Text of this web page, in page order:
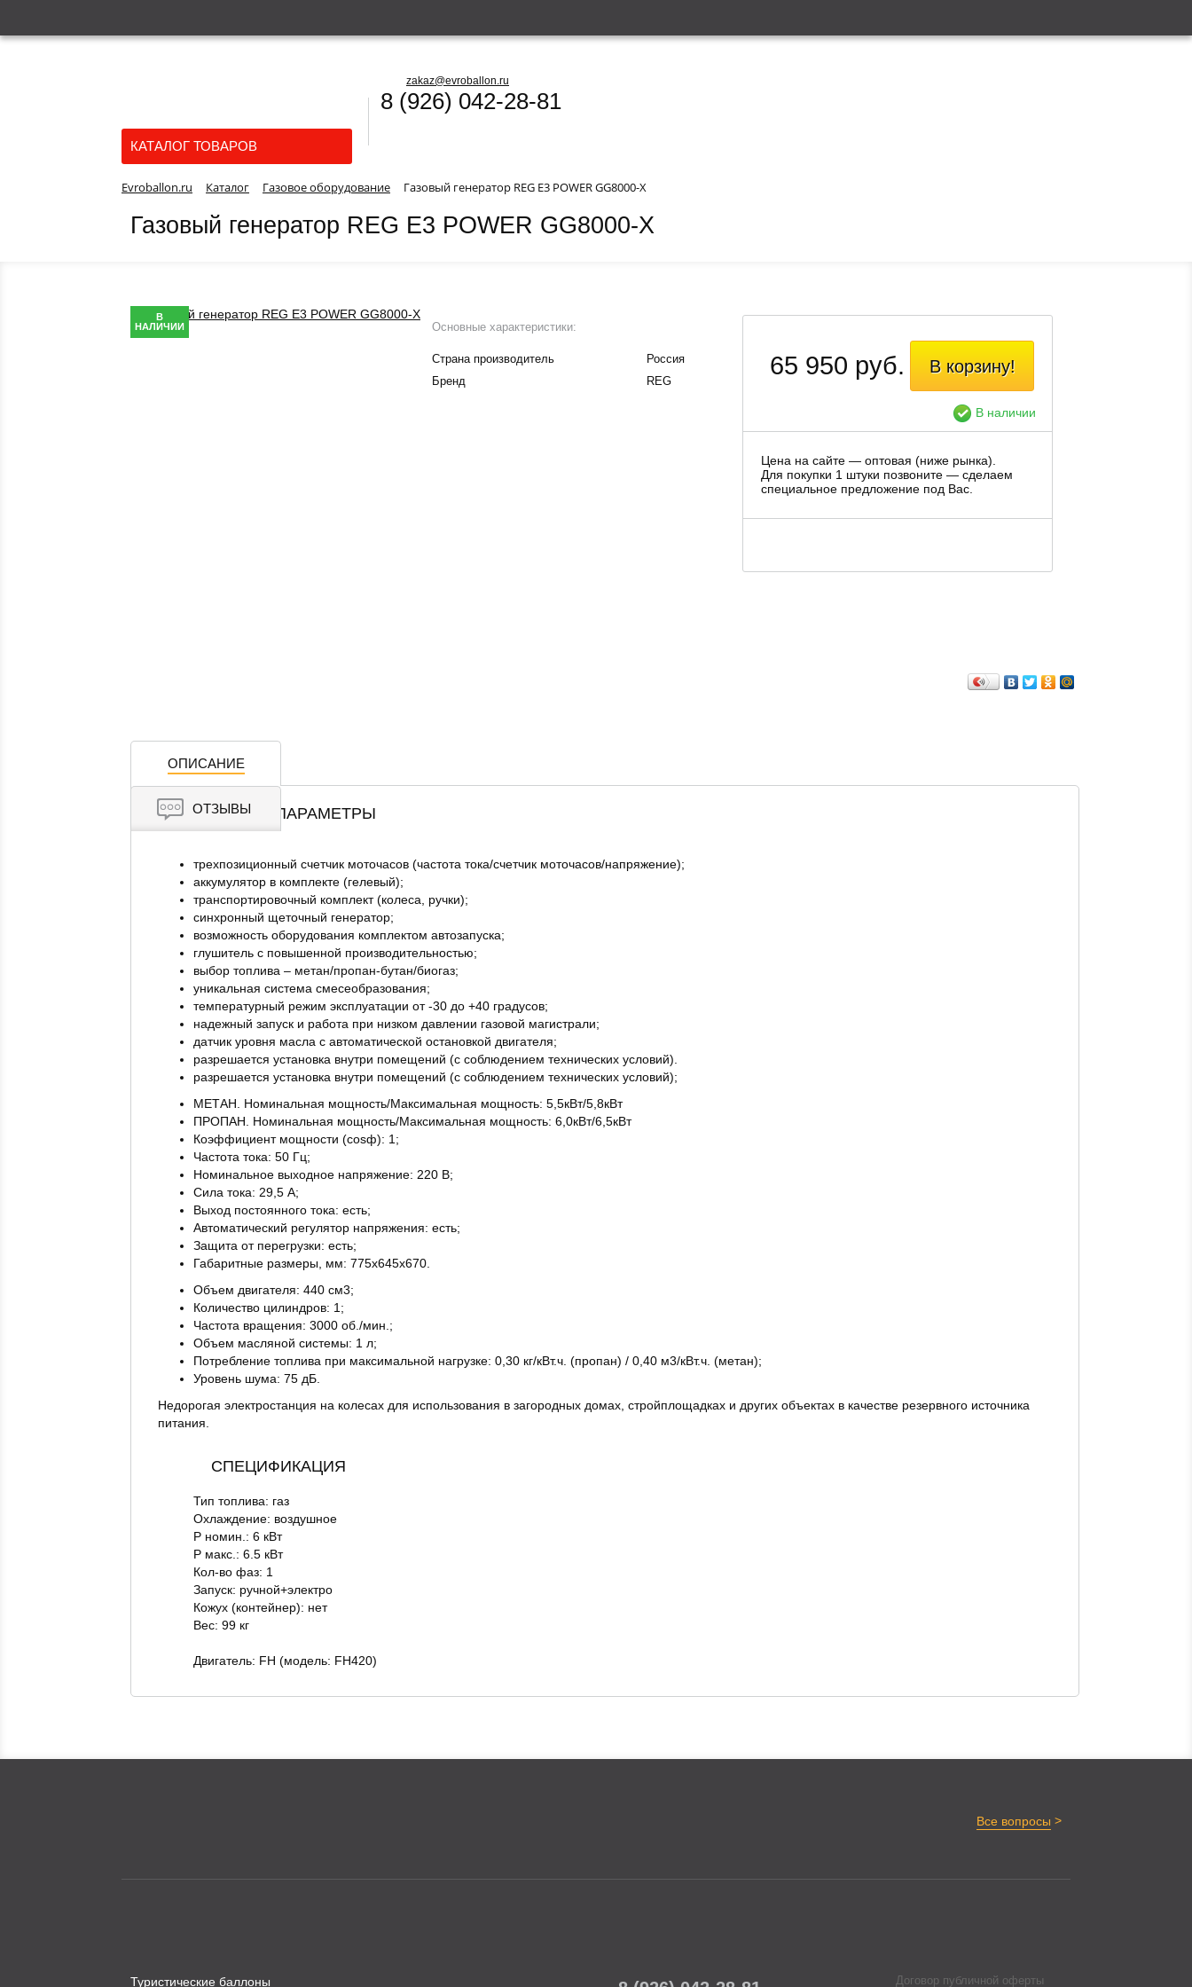
zakaz@evroballon.ru
8 (926) 042-28-81
КАТАЛОГ ТОВАРОВ
Evroballon.ru Каталог Газовое оборудование Газовый генератор REG E3 POWER GG8000-X
Газовый генератор REG E3 POWER GG8000-X
В
НАЛИЧИИ
Основные характеристики:
Страна производитель
Россия
Бренд
REG
В корзину!
В наличии
65 950 руб.
Цена на сайте — оптовая (ниже рынка).
Для покупки 1 штуки позвоните — сделаем
специальное предложение под Вас.
ОПИСАНИЕ
ОТЗЫВЫ
ОСНОВНЫЕ ПАРАМЕТРЫ
трехпозиционный счетчик моточасов (частота тока/счетчик моточасов/напряжение);
аккумулятор в комплекте (гелевый);
транспортировочный комплект (колеса, ручки);
синхронный щеточный генератор;
возможность оборудования комплектом автозапуска;
глушитель с повышенной производительностью;
выбор топлива – метан/пропан-бутан/биогаз;
уникальная система смесеобразования;
температурный режим эксплуатации от -30 до +40 градусов;
надежный запуск и работа при низком давлении газовой магистрали;
датчик уровня масла с автоматической остановкой двигателя;
разрешается установка внутри помещений (с соблюдением технических условий).
разрешается установка внутри помещений (с соблюдением технических условий);
МЕТАН. Номинальная мощность/Максимальная мощность: 5,5кВт/5,8кВт
ПРОПАН. Номинальная мощность/Максимальная мощность: 6,0кВт/6,5кВт
Коэффициент мощности (cosф): 1;
Частота тока: 50 Гц;
Номинальное выходное напряжение: 220 В;
Сила тока: 29,5 А;
Выход постоянного тока: есть;
Автоматический регулятор напряжения: есть;
Защита от перегрузки: есть;
Габаритные размеры, мм: 775х645х670.
Объем двигателя: 440 см3;
Количество цилиндров: 1;
Частота вращения: 3000 об./мин.;
Объем масляной системы: 1 л;
Потребление топлива при максимальной нагрузке: 0,30 кг/кВт.ч. (пропан) / 0,40 м3/кВт.ч. (метан);
Уровень шума: 75 дБ.
Недорогая электростанция на колесах для использования в загородных домах, стройплощадках и других объектах в качестве резервного источника
питания.
СПЕЦИФИКАЦИЯ
Тип топлива: газ
Охлаждение: воздушное
P номин.: 6 кВт
P макс.: 6.5 кВт
Кол-во фаз: 1
Запуск: ручной+электро
Кожух (контейнер): нет
Вес: 99 кг
Двигатель: FH (модель: FH420)
Все вопросы >
Туристические баллоны Договор публичной оферты